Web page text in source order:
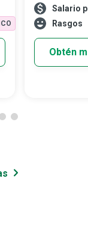
apoyo a
cumplen el
Salario
Rasgos
Obtén